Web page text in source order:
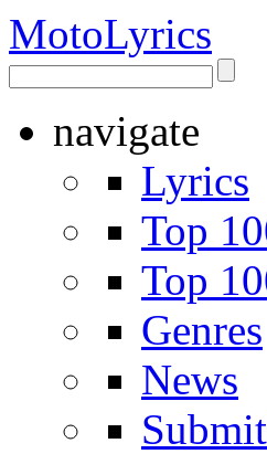
MotoLyrics
navigate
Lyrics
Top
Top
Genres
News